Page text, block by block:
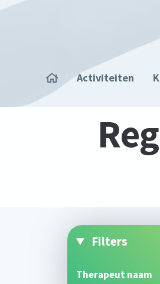
Home Activiteiten
Filters
Therapeut naam